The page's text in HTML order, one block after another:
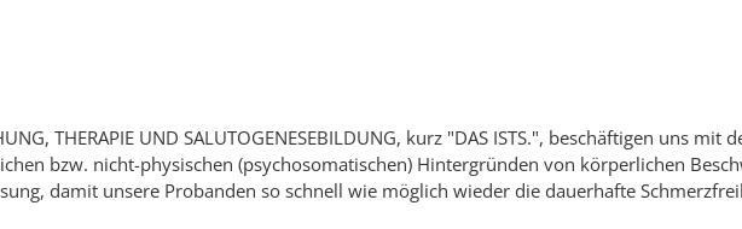
THERAPIE UND SALUTOGENESEBILDUNG, kurz "DAS ISTS.", beschäftigen uns mit
bzw. nicht-physischen (psychosomatischen) Hintergründen von körperlichen
damit unsere Probanden so schnell wie möglich wieder die dauerhafte